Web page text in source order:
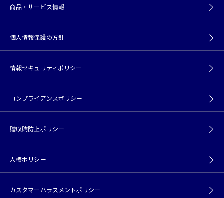
商品・サービス情報
個人情報保護の方針
情報セキュリティポリシー
コンプライアンスポリシー
贈収賄防止ポリシー
人権ポリシー
カスタマーハラスメントポリシー